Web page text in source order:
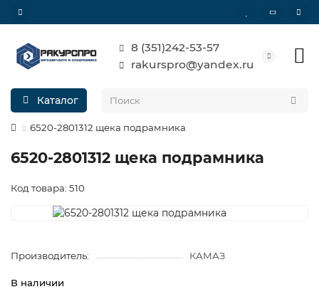
8 (351)242-53-57
rakurspro@yandex.ru
Каталог
6520-2801312 щека подрамника
6520-2801312 щека подрамника
Код товара: 510
Производитель: КАМАЗ
В наличии